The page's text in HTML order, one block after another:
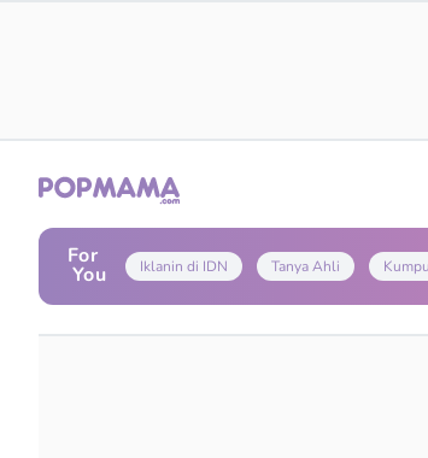
For
You Iklanin di IDN Tanya Ahli